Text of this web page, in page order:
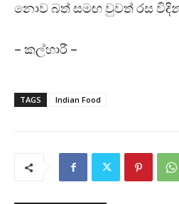
නොව බත් සමඟ වුවත් රස
– කල්හාරී –
TAGS Indian Food